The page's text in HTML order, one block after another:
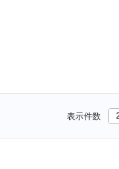
表示件数